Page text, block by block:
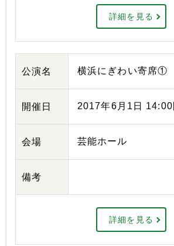
詳細を見る
公演名 横浜にぎわい寄席①
開催日 2017年6月1日 14:00
会場 芸能ホール
備考
詳細を見る